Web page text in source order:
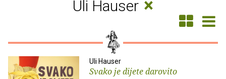
Uli Hauser ×
Uli Hauser
Svako je dijete darovito